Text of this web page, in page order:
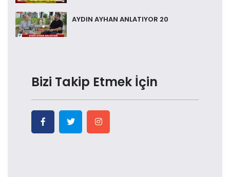
AYDIN AYHAN ANLATIYOR 20
Bizi Takip Etmek İçin